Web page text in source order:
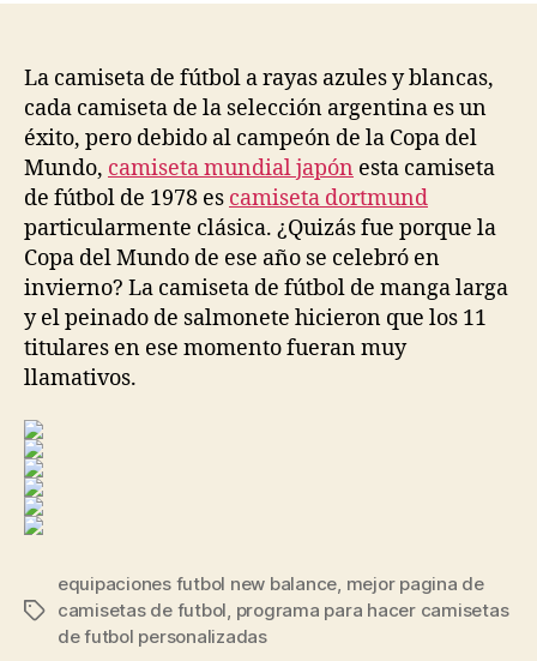
La camiseta de fútbol a rayas azules y blancas,
cada camiseta de la selección argentina es un
éxito, pero debido al campeón de la Copa del
Mundo, camiseta mundial japón esta camiseta
de fútbol de 1978 es camiseta dortmund
particularmente clásica. ¿Quizás fue porque la
Copa del Mundo de ese año se celebró en
invierno? La camiseta de fútbol de manga larga
y el peinado de salmonete hicieron que los 11
titulares en ese momento fueran muy
llamativos.
Etiquetas
equipaciones futbol new balance, mejor pagina de
camisetas de futbol, programa para hacer camisetas
de futbol personalizadas